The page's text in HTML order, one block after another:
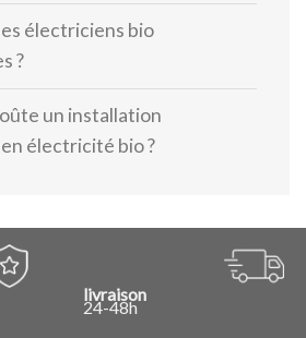
électriciens bio
?
un installation
électricité bio ?
livraison
24-48h